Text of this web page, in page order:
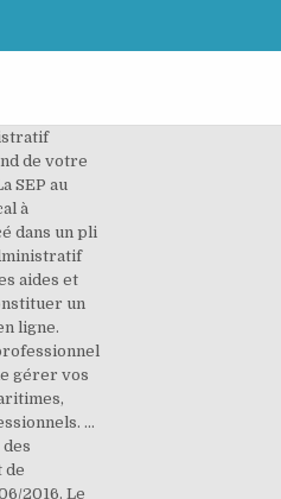
sociale (CAF et CPAM). ADMINISTRATION + MDPH : MES DEMARCHES !! 3 549 administrations partenaires. La MDPH des Alpes-Maritimes (06) facilite les démarches des personnes handicapées. 50 % de réduction des délais de traitement. Président du Département des Alpes-Maritimes Je reçois un accusé de réception. Nice Leader, bâtiment Ariane !, !! 27, boulevard Paul Mont